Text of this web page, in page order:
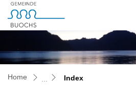
zur Startseite
Direkt zur Hauptnavigation
Direkt zum Inhalt
Direkt zur Suche
Direkt zum Stichwortverzeichnis
Home Index(ausgewählt)